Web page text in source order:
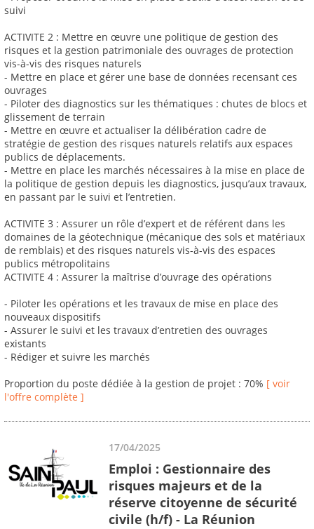
suivi
ACTIVITE 2 : Mettre en œuvre une politique de gestion des
risques et la gestion patrimoniale des ouvrages de protection
vis-à-vis des risques naturels
- Mettre en place et gérer une base de données recensant ces
ouvrages
- Piloter des diagnostics sur les thématiques : chutes de blocs et
glissement de terrain
- Mettre en œuvre et actualiser la délibération cadre de
stratégie de gestion des risques naturels relatifs aux espaces
publics de déplacements.
- Mettre en place les marchés nécessaires à la mise en place de
la politique de gestion depuis les diagnostics, jusqu’aux travaux,
en passant par le suivi et l’entretien.
ACTIVITE 3 : Assurer un rôle d’expert et de référent dans les
domaines de la géotechnique (mécanique des sols et matériaux
de remblais) et des risques naturels vis-à-vis des espaces
publics métropolitains
ACTIVITE 4 : Assurer la maîtrise d’ouvrage des opérations
- Piloter les opérations et les travaux de mise en place des
nouveaux dispositifs
- Assurer le suivi et les travaux d’entretien des ouvrages
existants
- Rédiger et suivre les marchés
Proportion du poste dédiée à la gestion de projet : 70% [ voir
l'offre complète ]
17/04/2025
Emploi : Gestionnaire des
risques majeurs et de la
réserve citoyenne de sécurité
civile (h/f) - La Réunion